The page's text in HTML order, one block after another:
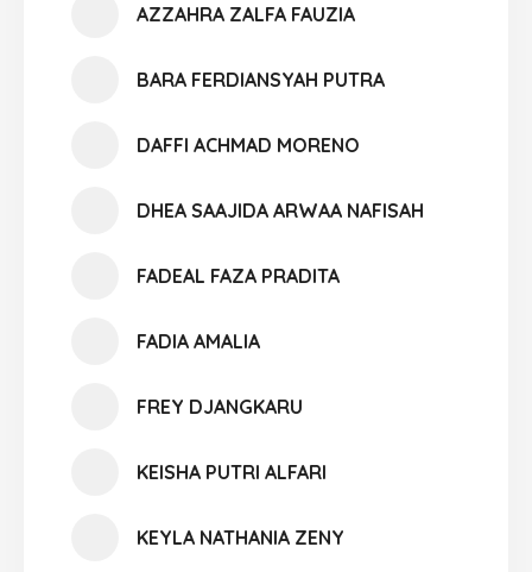
AZZAHRA ZALFA FAUZIA
BARA FERDIANSYAH PUTRA
DAFFI ACHMAD MORENO
DHEA SAAJIDA ARWAA NAFISAH
FADEAL FAZA PRADITA
FADIA AMALIA
FREY DJANGKARU
KEISHA PUTRI ALFARI
KEYLA NATHANIA ZENY